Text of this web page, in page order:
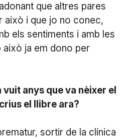
que altres pares
això i que jo no conec,
els sentiments i amb les
això ja em dono per
vuit anys que va nèixer el
el llibre ara?
sortir de la clínica